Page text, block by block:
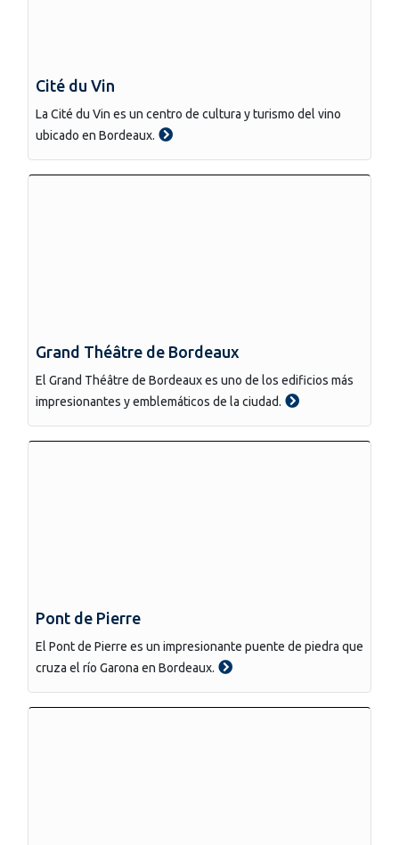
Cité du Vin
La Cité du Vin es un centro de cultura y turismo del vino
ubicado en Bordeaux.
Grand Théâtre de Bordeaux
El Grand Théâtre de Bordeaux es uno de los edificios más
impresionantes y emblemáticos de la ciudad.
Pont de Pierre
El Pont de Pierre es un impresionante puente de piedra que
cruza el río Garona en Bordeaux.